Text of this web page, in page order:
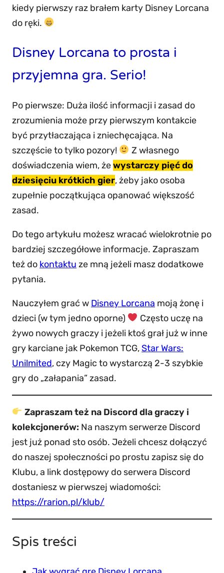
kiedy pierwszy raz brałem karty Disney Lorcana
do ręki.
Disney Lorcana to prosta i
przyjemna gra. Serio!
Po pierwsze: Duża ilość informacji i zasad do
zrozumienia może przy pierwszym kontakcie
być przytłaczająca i zniechęcająca. Na
szczęście to tylko pozory!
Z własnego
doświadczenia wiem, żewystarczy pięć do
dziesięciu krótkich gier, żeby jako osoba
zupełnie początkująca opanować większość
zasad.
Do tego artykułu możesz wracać wielokrotnie po
bardziej szczegółowe informacje. Zapraszam
też do kontaktu ze mną jeżeli masz dodatkowe
pytania.
Nauczyłem grać w Disney Lorcana moją żonę i
dzieci (w tym jedno oporne)
Często uczę na
żywo nowych graczy i jeżeli ktoś grał już w inne
gry karciane jak Pokemon TCG,Star Wars:
Unilmited, czy Magic to wystarczą 2-3 szybkie
gry do „załapania” zasad.
Zapraszam też na Discord dla graczy i
kolekcjonerów: Na naszym serwerze Discord
jest już ponad sto osób. Jeżeli chcesz dołączyć
do naszej społeczności po prostu zapisz się do
Klubu, a link dostępowy do serwera Discord
dostaniesz w pierwszej wiadomości:
https://rarion.pl/klub/
Spis treści